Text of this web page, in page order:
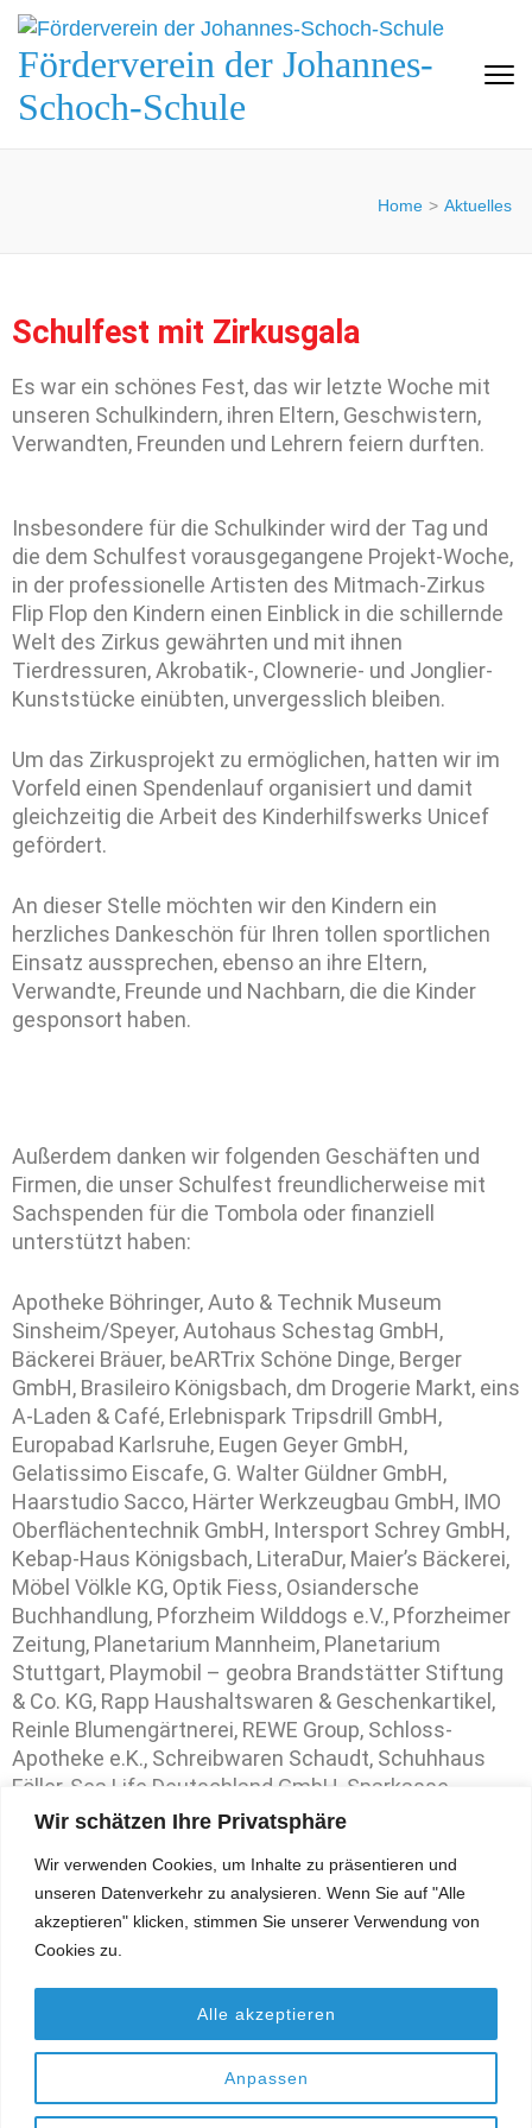
Wir schätzen Ihre Privatsphäre
Wir verwenden Cookies, um Inhalte zu präsentieren und
unseren Datenverkehr zu analysieren. Wenn Sie auf "Alle
akzeptieren" klicken, stimmen Sie unserer Verwendung von
Cookies zu.
Anpassen
Alle akzeptieren
Förderverein der Johannes-
Schoch-Schule
Home > Aktuelles
Schulfest mit Zirkusgala
Es war ein schönes Fest, das wir letzte Woche mit
unseren Schulkindern, ihren Eltern, Geschwistern,
Verwandten, Freunden und Lehrern feiern durften.
Insbesondere für die Schulkinder wird der Tag und
die dem Schulfest vorausgegangene Projekt-Woche,
in der professionelle Artisten des Mitmach-Zirkus
Flip Flop den Kindern einen Einblick in die schillernde
Welt des Zirkus gewährten und mit ihnen
Tierdressuren, Akrobatik-, Clownerie- und Jonglier-
Kunststücke einübten, unvergesslich bleiben.
Um das Zirkusprojekt zu ermöglichen, hatten wir im
Vorfeld einen Spendenlauf organisiert und damit
gleichzeitig die Arbeit des Kinderhilfswerks Unicef
gefördert.
An dieser Stelle möchten wir den Kindern ein
herzliches Dankeschön für Ihren tollen sportlichen
Einsatz aussprechen, ebenso an ihre Eltern,
Verwandte, Freunde und Nachbarn, die die Kinder
gesponsort haben.
Außerdem danken wir folgenden Geschäften und
Firmen, die unser Schulfest freundlicherweise mit
Sachspenden für die Tombola oder finanziell
unterstützt haben:
Apotheke Böhringer, Auto & Technik Museum
Sinsheim/Speyer, Autohaus Schestag GmbH,
Bäckerei Bräuer, beARTrix Schöne Dinge, Berger
GmbH, Brasileiro Königsbach, dm Drogerie Markt, eins
A-Laden & Café, Erlebnispark Tripsdrill GmbH,
Europabad Karlsruhe, Eugen Geyer GmbH,
Gelatissimo Eiscafe, G. Walter Güldner GmbH,
Haarstudio Sacco, Härter Werkzeugbau GmbH, IMO
Oberflächentechnik GmbH, Intersport Schrey GmbH,
Kebap-Haus Königsbach, LiteraDur, Maier’s Bäckerei,
Möbel Völkle KG, Optik Fiess, Osiandersche
Buchhandlung, Pforzheim Wilddogs e.V., Pforzheimer
Zeitung, Planetarium Mannheim, Planetarium
Stuttgart, Playmobil – geobra Brandstätter Stiftung
& Co. KG, Rapp Haushaltswaren & Geschenkartikel,
Reinle Blumengärtnerei, REWE Group, Schloss-
Apotheke e.K., Schreibwaren Schaudt, Schuhhaus
Föller, Sea Life Deutschland GmbH, Sparkasse
Pforzheim Calw, Sport-Tex Haag, Staatliches
VfB Stuttgart 1893 und Volksbank Wilferdingen
Keltern eG.
DATENSCHUTZ|IMPRESSUM
© 2023 FÖRDERVEREIN DER JOHANNES-SCHOCH-SCHULE
KÖNIGSBACH